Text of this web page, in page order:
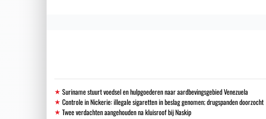
Suriname stuurt voedsel en hulpgoederen naar aardbevingsgebied Venezuela
Controle in Nickerie: illegale sigaretten in beslag genomen; drugspanden doorzocht
Twee verdachten aangehouden na kluisroof bij Naskip